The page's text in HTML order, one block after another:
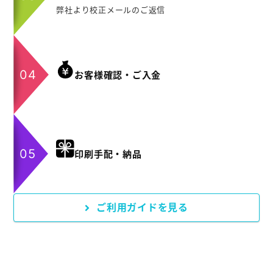
弊社より校正メールのご返信
お客様確認・ご入金
印刷手配・納品
ご利用ガイドを見る